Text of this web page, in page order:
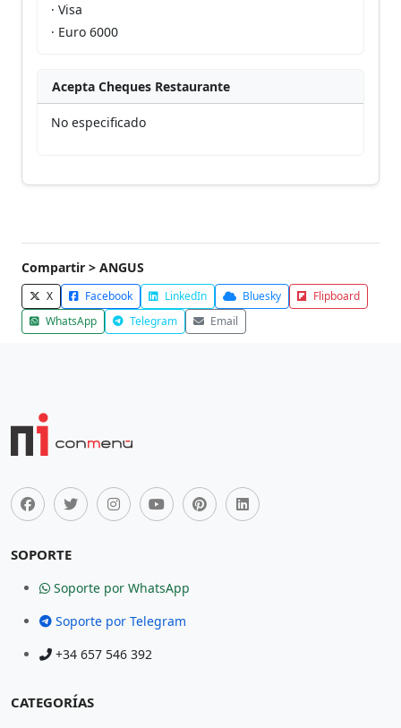
· Visa
· Euro 6000
Acepta Cheques Restaurante
No especificado
Compartir > ANGUS
X Facebook LinkedIn Bluesky
Flipboard
WhatsApp
Telegram Email
SOPORTE
Soporte por WhatsApp
Soporte por Telegram
+34 657 546 392
CATEGORÍAS